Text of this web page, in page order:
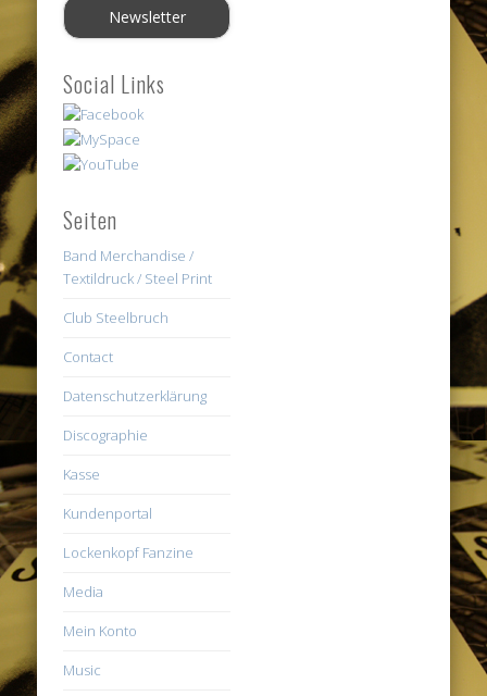
Social Links
Seiten
Band Merchandise /
Textildruck / Steel Print
Club Steelbruch
Contact
Datenschutzerklärung
Discographie
Kasse
Kundenportal
Lockenkopf Fanzine
Media
Mein Konto
Music